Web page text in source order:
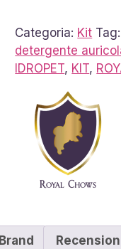
quantità
Categoria: Kit Tag:
detergente
IDROPET, KIT,
Brand